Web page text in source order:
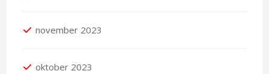
november 2023
oktober 2023